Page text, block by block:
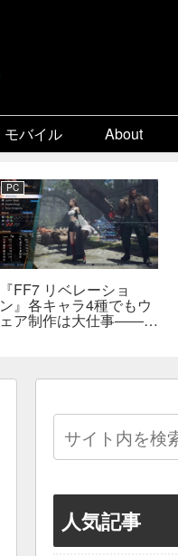
モバイル About
PC
『FF7 リベレーショ
ン』各キャラ4種でもウ
ェア制作は大仕事――浜
人気記事